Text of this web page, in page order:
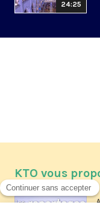
24:25
KTO vous